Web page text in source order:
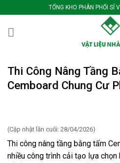
qua
nội
TỔNG KHO PHÂN PHỐI SỈ
Thi Công Nâng Tầng
Cemboard Chung Cư
(Cập nhật lần cuối: 28/04/2026)
Thi công nâng tầng bằng tấm
nhiều công trình cải tạo lựa